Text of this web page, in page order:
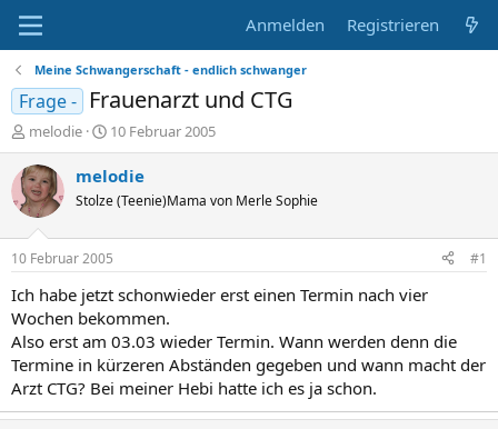
Anmelden Registrieren
Meine Schwangerschaft - endlich schwanger
Frage - Frauenarzt und CTG
E
r
s
t
e
e
r
melodie
E
r
s
e
l
t
a
10 Februar 2005
melodie
Stolze (Teenie)Mama von Merle Sophie
10 Februar 2005 #1
Ich habe jetzt schonwieder erst einen Termin nach vier
Wochen bekommen.
Also erst am 03.03 wieder Termin. Wann werden denn die
Termine in kürzeren Abständen gegeben und wann macht der
Arzt CTG? Bei meiner Hebi hatte ich es ja schon.